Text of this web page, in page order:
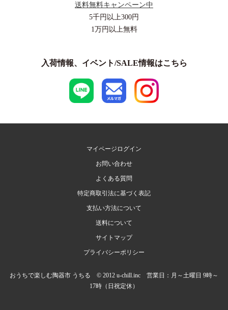
送料無料キャンペーン中
5千円以上300円
1万円以上無料
入荷情報、イベント/SALE情報はこちら
マイページログイン
お問い合わせ
よくある質問
特定商取引法に基づく表記
支払い方法について
送料について
サイトマップ
プライバシーポリシー
おうちで楽しむ陶器市 うちる © 2012 u-chill.inc 営業日：月～土曜日 9時～
17時（日祝定休）